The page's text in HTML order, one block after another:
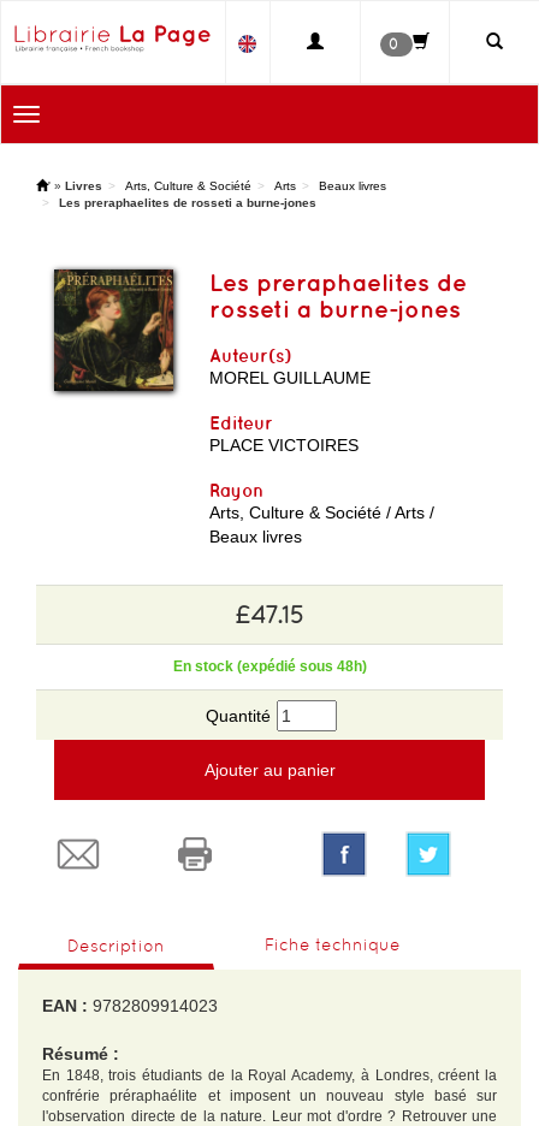
0
Toggle
navigation
' » Livres Arts, Culture & Société Arts
Beaux livres
Les preraphaelites de rosseti a burne-jones
Les preraphaelites de
rosseti a burne-jones
Auteur(s)
MOREL GUILLAUME
Editeur
PLACE VICTOIRES
Rayon
Arts, Culture & Société / Arts /
Beaux livres
£47.15
En stock (expédié sous 48h)
Quantité
Ajouter au panier
Description Fiche technique
EAN : 9782809914023
Résumé :
En 1848, trois étudiants de la Royal Academy, à Londres, créent la
confrérie préraphaélite et imposent un nouveau style basé sur
l'observation directe de la nature. Leur mot d'ordre ? Retrouver une